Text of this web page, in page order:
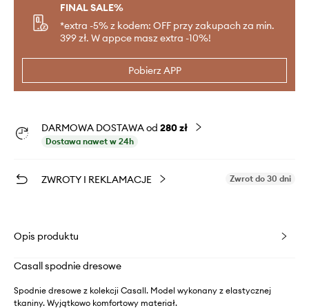
FINAL SALE%
*extra -5% z kodem: OFF przy zakupach za min.
399 zł. W appce masz extra -10%!
Pobierz APP
DARMOWA DOSTAWA od 280 zł
Dostawa nawet w 24h
ZWROTY I REKLAMACJE Zwrot do 30 dni
Opis produktu
Casall spodnie dresowe
Spodnie dresowe z kolekcji Casall. Model wykonany z elastycznej
tkaniny. Wyjątkowo komfortowy materiał.